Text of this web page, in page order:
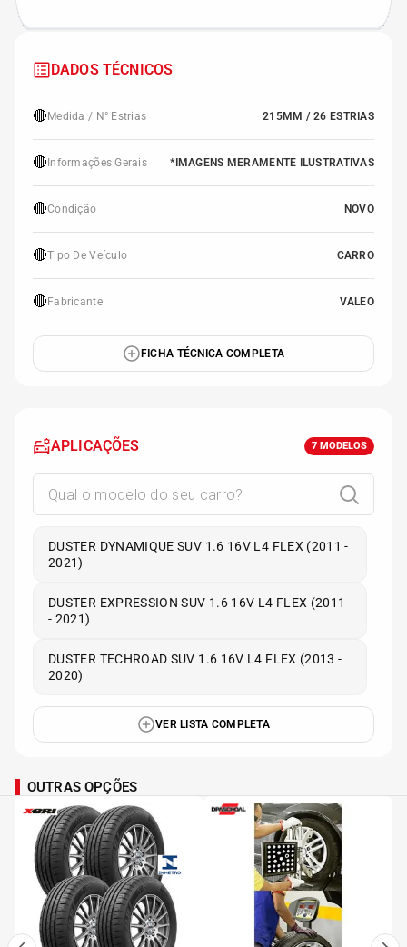
DADOS TÉCNICOS
🔴 Medida / N° Estrias 215MM / 26 ESTRIAS
🔴 Informações Gerais *IMAGENS MERAMENTE ILUSTRATIVAS
🔴Condição NOVO
🔴Tipo De Veículo CARRO
🔴 Fabricante VALEO
FICHA TÉCNICA COMPLETA
APLICAÇÕES 7 MODELOS
DUSTER DYNAMIQUE SUV 1.6 16V L4 FLEX (2011 -
2021)
DUSTER EXPRESSION SUV 1.6 16V L4 FLEX (2011
- 2021)
DUSTER TECHROAD SUV 1.6 16V L4 FLEX (2013 -
2020)
VER LISTA COMPLETA
OUTRAS OPÇÕES